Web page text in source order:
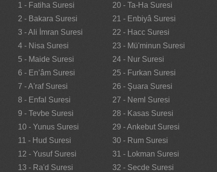
1 - Fatiha Suresi
2 - Bakara Suresi
3 - Ali İmran Suresi
4 - Nisa Suresi
5 - Maide Suresi
6 - En’âm Suresi
7 - A'raf Suresi
8 - Enfal Suresi
9 - Tevbe Suresi
10 - Yunus Suresi
11 - Hud Suresi
12 - Yusuf Suresi
13 - Ra'd Suresi
20 - Ta-Ha Suresi
21 - Enbiyâ Suresi
22 - Hacc Suresi
23 - Mü'minun Suresi
24 - Nur Suresi
25 - Furkan Suresi
26 - Şuara Suresi
27 - Neml Suresi
28 - Kasas Suresi
29 - Ankebut Suresi
30 - Rum Suresi
31 - Lokman Suresi
32 - Secde Suresi